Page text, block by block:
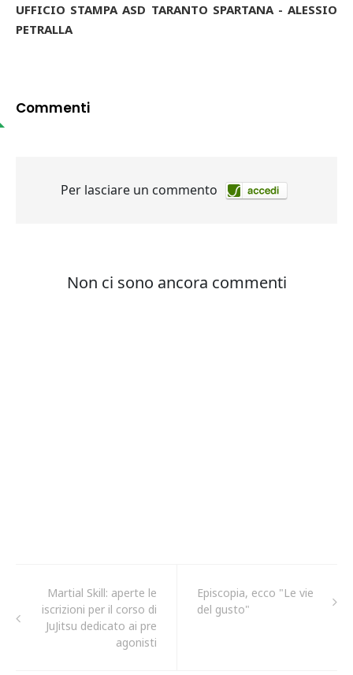
UFFICIO STAMPA ASD TARANTO SPARTANA - ALESSIO
PETRALLA
Commenti
Martial Skill: aperte le
iscrizioni per il corso di
JuJitsu dedicato ai pre
agonisti
Episcopia, ecco "Le vie
del gusto"